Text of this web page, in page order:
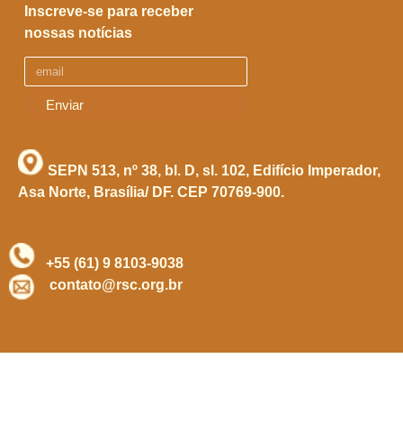
Enviar
Inscreve-se para receber
nossas notícias
SEPN 513, nº 38, bl. D, sl. 102, Edifício Imperador,
Asa Norte, Brasília/ DF. CEP 70769-900.
+55 (61) 9 8103-9038
contato@rsc.org.br